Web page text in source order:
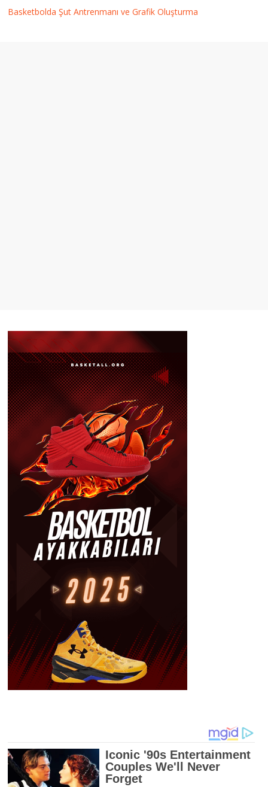
Basketbolda Şut Antrenmanı ve Grafik Oluşturma